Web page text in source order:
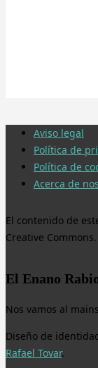
Aviso legal
Política de
Política de
Acerca de
El contenido de
Creative Commons.
El Enano
Nos vamos al
Diseño de
Rafael Tovar.